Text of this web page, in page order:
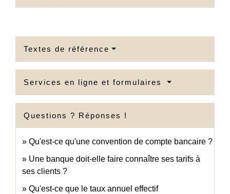
Textes de référence
Services en ligne et formulaires
Questions ? Réponses !
Qu'est-ce qu'une convention de compte bancaire ?
Une banque doit-elle faire connaître ses tarifs à
ses clients ?
Qu'est-ce que le taux annuel effectif